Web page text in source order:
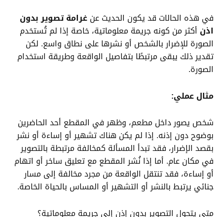
في هذه الحالات قد يكون الحديث عنغرامة تصوير بدون
اذن أكثر من كونه جريمة معلوماتية، خاصة إذا لم تُستخدم
الصورة للإضرار بالشخص أو نشرها على نطاق واسع. لكن
تقدير ذلك يبقى مرتبطًا بتفاصيل الواقعة وطريقة استخدام
الصورة.
مثال عملي:
شخص يصور داخل مطعم، وظهر في المقطع أحد الحاضرين
بوضوح دون إذنه. إذا لم يكن هناك تشهير أو إساءة أو نشر
بقصد الإضرار، فقد تبدأ المسألة كمخالفة مرتبطة بالتصوير
في مكان عام. أما إذا نُشر المقطع مع تعليق ساخر أو اتهام
أو إساءة، فقد تنتقل الواقعة من مجرد مخالفة إلى مسار
جنائي يرتبط بالنشر أو التشهير أو المساس بالحياة الخاصة.
متى يتحول التصوير بدون إذن إلى جريمة معلوماتية؟